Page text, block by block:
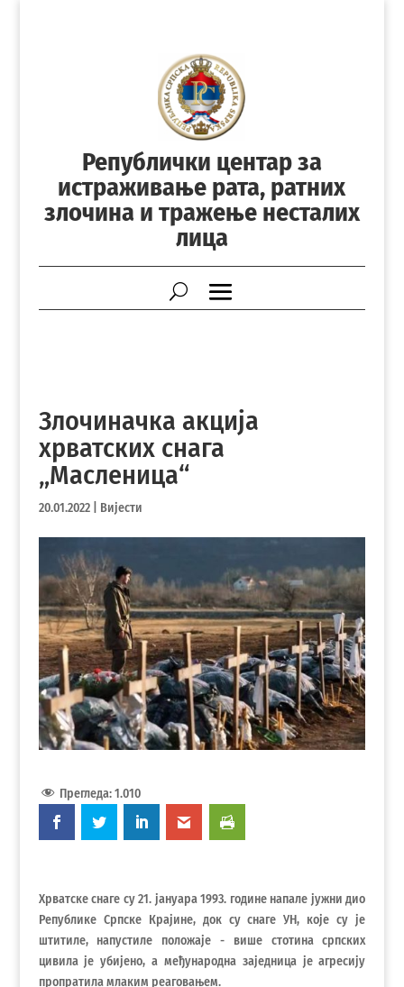
Републички центар за
истраживање рата, ратних
злочина и тражење несталих
лица
Злочиначка акција
хрватских снага
„Масленица“
20.01.2022| Вијести
Прегледа: 1.010
Хрватске снаге су 21. јануара 1993. године напале јужни дио
Републике Српске Крајине, док су снаге УН, које су је
штитиле, напустиле положаје - више стотина српских
цивила је убијено, а међународна заједница је агресију
пропратила млаким реаговањем.